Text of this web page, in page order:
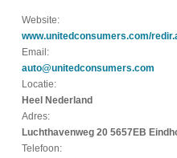
Website:
www.unitedconsumers.com/
Email:
auto@unitedconsumers.com
Locatie:
Heel Nederland
Adres:
Luchthavenweg 20 5657EB
Telefoon: